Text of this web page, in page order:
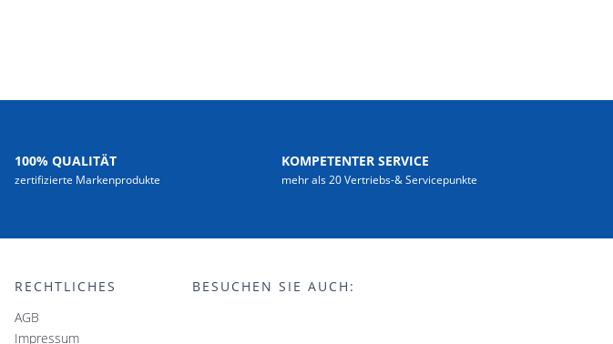
100% QUALITÄT
zertifizierte Markenprodukte
KOMPETENTER SERVICE
mehr als 20 Vertriebs-& Servicepunkte
RECHTLICHES
AGB
Impressum
BESUCHEN SIE AUCH: